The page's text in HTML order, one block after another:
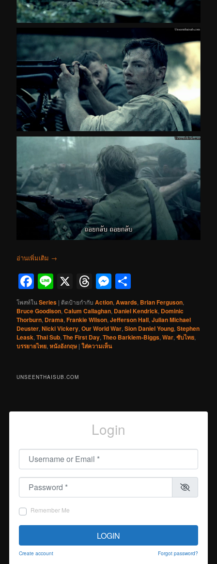
อ่านเพิ่มเติม →
Facebook
Line
X Threads
Messenger
โพสท์ในSeries | ติดป้ายกำกับ Action,Awards, Brian Ferguson,
Bruce Goodison,Calum Callaghan, Daniel Kendrick, Dominic
Thorburn, Drama,Frankie Wilson,Jefferson Hall,Julian Michael
Deuster,Nicki Vickery,Our World War,Sion Daniel Young,Stephen
Leask,Thai Sub,The First Day,Theo Barklem-Biggs,War,ซับไทย,
บรรยายไทย,หนังอังกฤษ |ใส่ความเห็น
UNSEENTHAISUB.COM
Login
Username or Email
Password
Remember Me
LOGIN
Create account Forgot password?